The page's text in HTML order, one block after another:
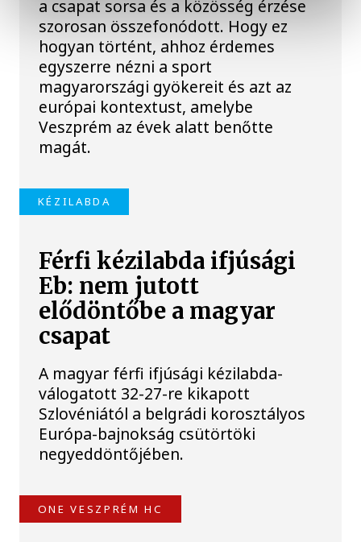
a csapat sorsa és a közösség érzése
szorosan összefonódott. Hogy ez
hogyan történt, ahhoz érdemes
egyszerre nézni a sport
magyarországi gyökereit és azt az
európai kontextust, amelybe
Veszprém az évek alatt benőtte
magát.
KÉZILABDA
Férfi kézilabda ifjúsági
Eb: nem jutott
elődöntőbe a magyar
csapat
A magyar férfi ifjúsági kézilabda-
válogatott 32-27-re kikapott
Szlovéniától a belgrádi korosztályos
Európa-bajnokság csütörtöki
negyeddöntőjében.
ONE VESZPRÉM HC